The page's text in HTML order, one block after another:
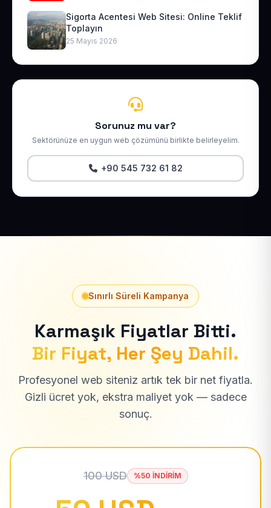
Sigorta Acentesi Web Sitesi: Online Teklif
Toplayın
25 Mayıs 2026
Sorunuz mu var?
Sektörünüze en uygun web çözümünü birlikte belirleyelim.
+90 545 732 61 82
Sınırlı Süreli Kampanya
Karmaşık Fiyatlar Bitti.
Bir Fiyat, Her Şey Dahil.
Profesyonel web siteniz artık tek bir net fiyatla.
Gizli ücret yok, ekstra maliyet yok — sadece
sonuç.
100 USD %50 İNDİRİM